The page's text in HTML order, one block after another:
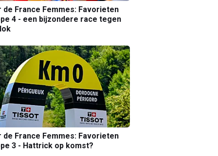
de France Femmes: Favorieten
4 - een bijzondere race tegen
de France Femmes: Favorieten
3 - Hattrick op komst?